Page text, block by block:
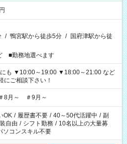
/ 鴨宮駅から徒歩5分 / 国府津駅から徒
■勤務地選べます
にご相談下さい！
8月～ ＃9月～
OK / 履歴書不要 / 40～50代活躍中 / 副
自由 / シフト勤務 / 10名以上の大量募
ソコンスキル不要